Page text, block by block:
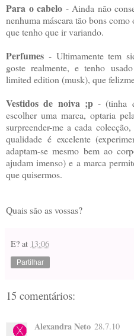
Para o cabelo - Ainda não
nenhuma máscara tão bons como
que tenho que ir variando.
Perfumes - Ultimamente tem
goste realmente, e tenho
limited edition (musk), que
Vestidos de noiva ;p- (tinha
escolher uma marca, optaria
surpreender-me a cada
qualidade é excelente
adaptam-se mesmo bem ao
ajudam imenso) e a marca
que quisermos.
Quais são as vossas?
E? at 13:06
Partilhar
15 comentários:
Alexandra Neto 28.7.10